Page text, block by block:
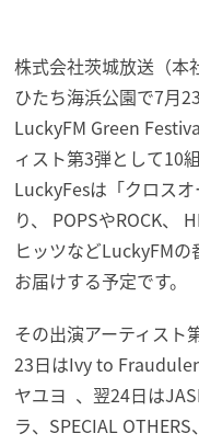
株式会社茨城放送（本
ひたち海浜公園で7月
LuckyFM Green
ィスト第3弾として10
LuckyFesは「クロス
り、 POPSやROCK、
ヒッツなどLuckyFM
お届けする予定です。
その出演アーティスト
23日はIvy to
ヤユヨ 、翌24日は
ラ、SPECIAL